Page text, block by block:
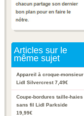
Articles sur le
même sujet
Appareil à croque-monsieur
Lidl Silvercrest 7,49€
Coupe-bordures taille-haies
sans fil Lidl Parkside
19,99€